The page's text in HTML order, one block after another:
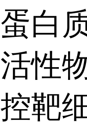
蛋白
活性
控靶